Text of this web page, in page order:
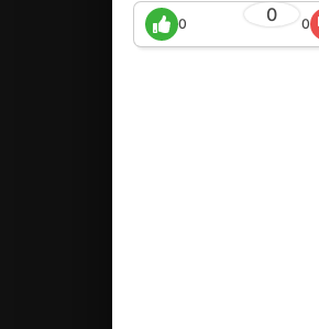
0
0 0